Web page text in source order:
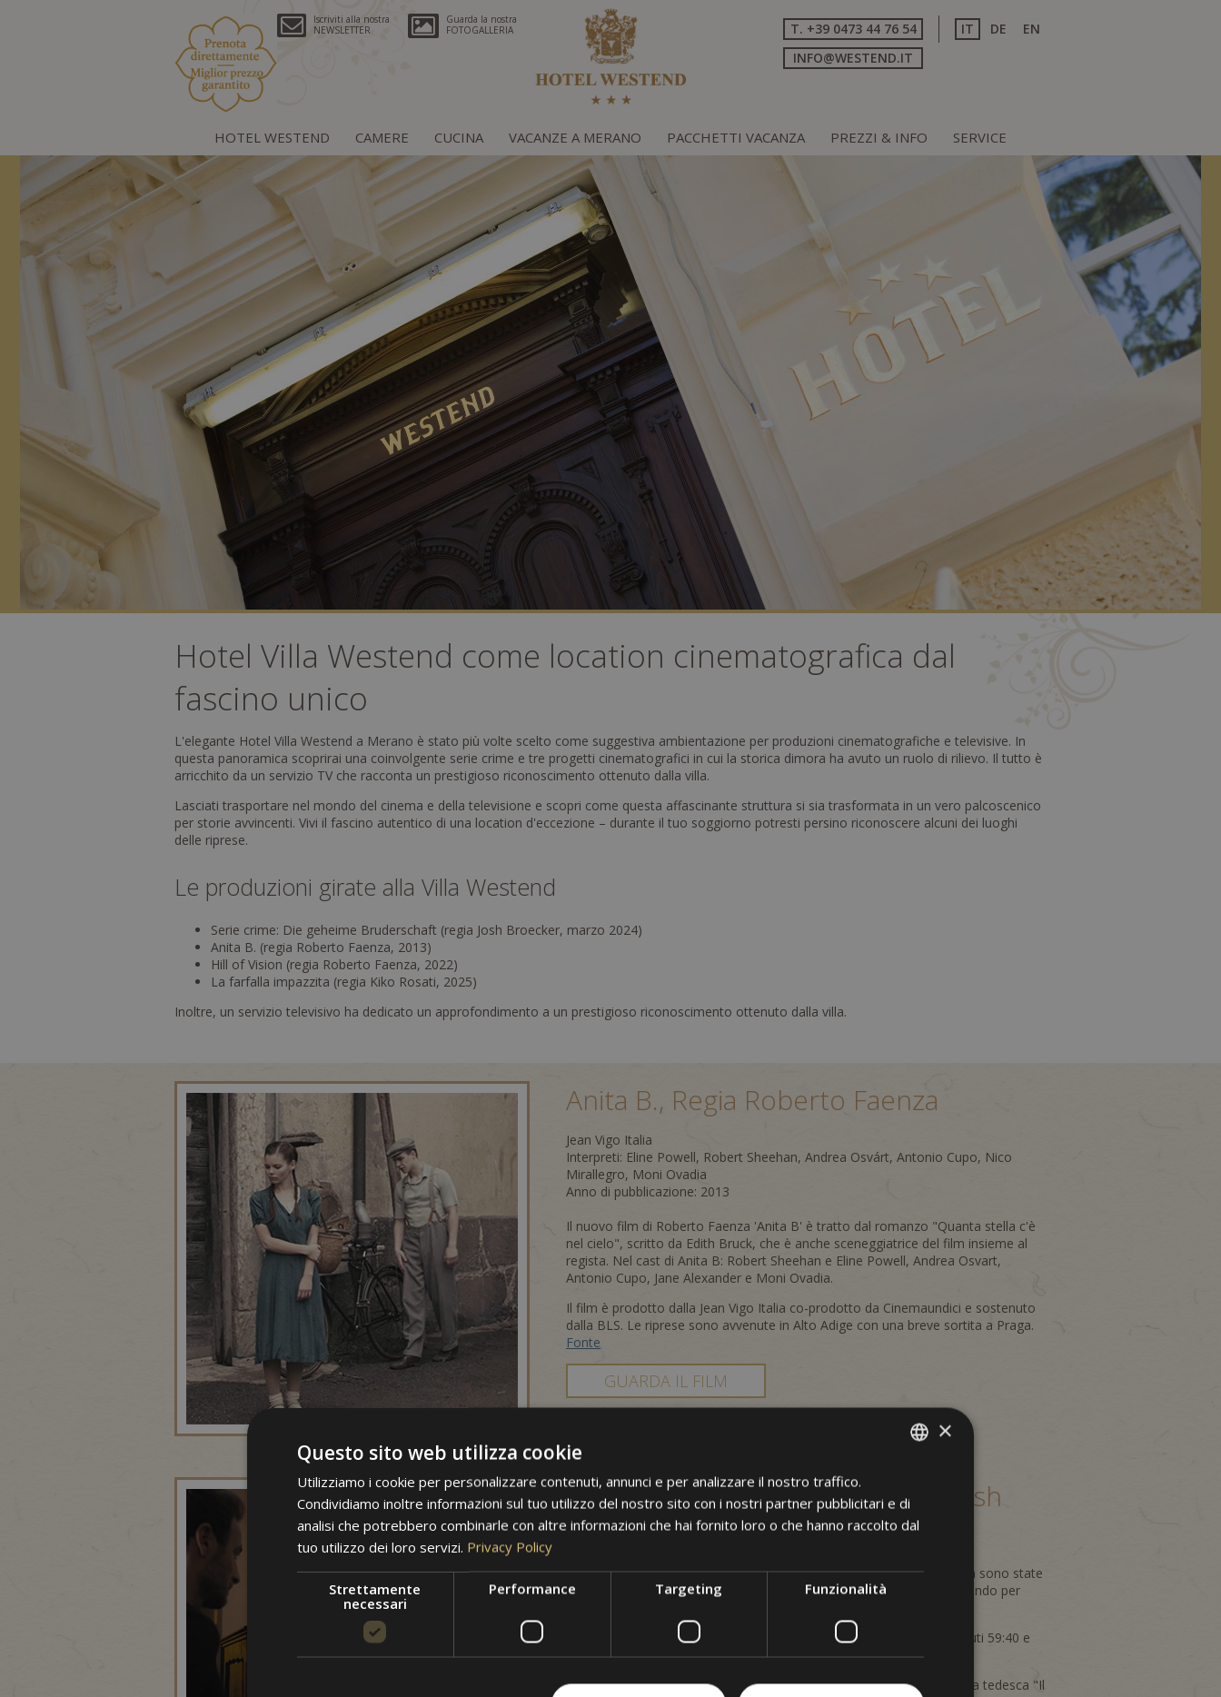
Iscriviti alla nostra
NEWSLETTER
Guarda la nostra
FOTOGALLERIA
IT DE EN
T. +39 0473 44 76 54
INFO@WESTEND.IT
HOTEL WESTEND CAMERE CUCINA VACANZE A MERANO PACCHETTI VACANZA PREZZI & INFO SERVICE
Hotel Villa Westend come location cinematografica dal
fascino unico
L'elegante Hotel Villa Westend a Merano è stato più volte scelto come suggestiva ambientazione per produzioni cinematografiche e televisive. In
questa panoramica scoprirai una coinvolgente serie crime e tre progetti cinematografici in cui la storica dimora ha avuto un ruolo di rilievo. Il tutto è
arricchito da un servizio TV che racconta un prestigioso riconoscimento ottenuto dalla villa.
Lasciati trasportare nel mondo del cinema e della televisione e scopri come questa affascinante struttura si sia trasformata in un vero palcoscenico
per storie avvincenti. Vivi il fascino autentico di una location d'eccezione – durante il tuo soggiorno potresti persino riconoscere alcuni dei luoghi
delle riprese.
Le produzioni girate alla Villa Westend
Serie crime: Die geheime Bruderschaft (regia Josh Broecker, marzo 2024)
Anita B. (regia Roberto Faenza, 2013)
Hill of Vision (regia Roberto Faenza, 2022)
La farfalla impazzita (regia Kiko Rosati, 2025)
Inoltre, un servizio televisivo ha dedicato un approfondimento a un prestigioso riconoscimento ottenuto dalla villa.
Anita B., Regia Roberto Faenza
Jean Vigo Italia
Interpreti: Eline Powell, Robert Sheehan, Andrea Osvárt, Antonio Cupo, Nico
Mirallegro, Moni Ovadia
Anno di pubblicazione: 2013
Il nuovo film di Roberto Faenza 'Anita B' è tratto dal romanzo "Quanta stella c'è
nel cielo", scritto da Edith Bruck, che è anche sceneggiatrice del film insieme al
regista. Nel cast di Anita B: Robert Sheehan e Eline Powell, Andrea Osvart,
Antonio Cupo, Jane Alexander e Moni Ovadia.
Il film è prodotto dalla Jean Vigo Italia co-prodotto da Cinemaundici e sostenuto
dalla BLS. Le riprese sono avvenute in Alto Adige con una breve sortita a Praga.
Fonte
GUARDA IL FILM
La Fratellanza Segreta, Regia di Josh
Broecker
Siamo lieti di annunciare che alcune scene di una nota serie poliziesca sono state
girate nel nostro hotel. Il nostro hotel ha servito come suggestivo sfondo per
L'Hotel Westend appare nell'episodio "La Fratellanza Segreta" ai minuti 59:40 e
1:17:03. Questo episodio è stato trasmesso il 21 marzo 2024.
Le scene sono state mostrate nell'ultima puntata della serie poliziesca tedesca "Il
GERMAN
×
Questo sito web utilizza cookie
Utilizziamo i cookie per personalizzare contenuti, annunci e per analizzare il nostro traffico.
Condividiamo inoltre informazioni sul tuo utilizzo del nostro sito con i nostri partner pubblicitari e di
analisi che potrebbero combinarle con altre informazioni che hai fornito loro o che hanno raccolto dal
tuo utilizzo dei loro servizi. Privacy Policy
Strettamente
necessari
Performance Targeting Funzionalità